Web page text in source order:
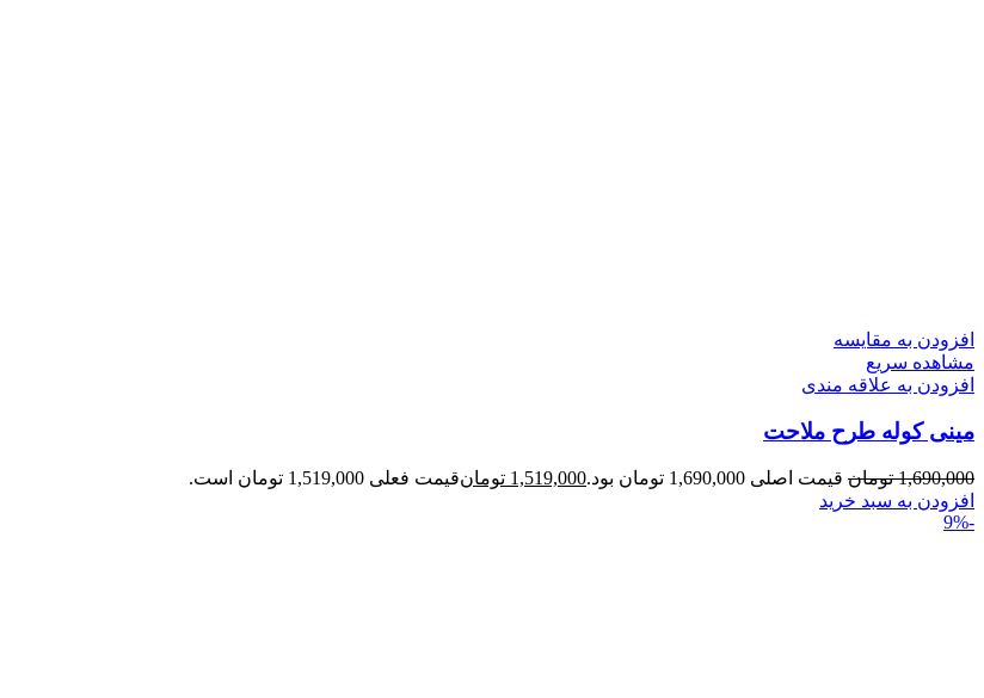
افزودن به مقایسه
مشاهده سریع
افزودن به علاقه مندی
مینی کوله طرح ملاحت
1,690,000 تومان قیمت اصلی 1,690,000 تومان بود. 1,519,000 تومانقیمت فعلی 1,519,000 تومان است.
افزودن به سبد خرید
-9%